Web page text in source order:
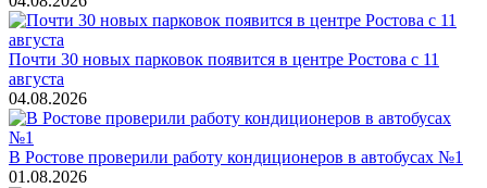
Почти 30 новых парковок появится в центре Ростова с 11
августа
04.08.2026
В Ростове проверили работу кондиционеров в автобусах №1
01.08.2026